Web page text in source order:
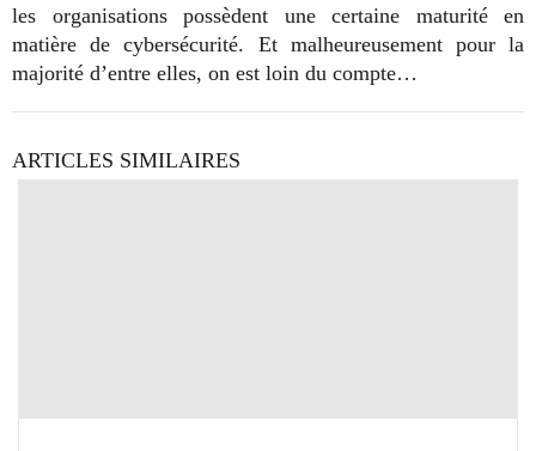
les organisations possèdent une certaine maturité en
matière de cybersécurité. Et malheureusement pour la
majorité d’entre elles, on est loin du compte…
ARTICLES SIMILAIRES